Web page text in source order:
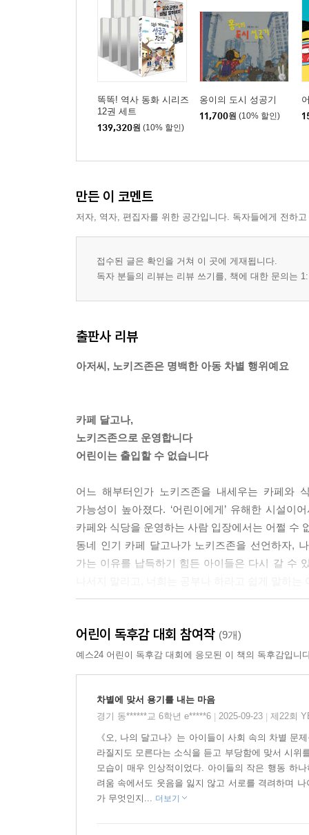
똑똑! 역사 동화 시리즈
12권 세트
139,320원 (10% 할인)
옹이의 도시 성공기
11,700원 (10% 할인)
만든 이 코멘트
저자, 역자, 편집자를 위한 공간입니다. 독자들에게 전하
접수된 글은 확인을 거쳐 이 곳에 게재됩니다.
독자 분들의 리뷰는 리뷰 쓰기를, 책에 대한 문의는
출판사 리뷰
아저씨, 노키즈존은 명백한 아동 차별 행위예요
카페 달고나,
노키즈존으로 운영합니다
어린이는 출입할 수 없습니다
어느 해부터인가 노키즈존을 내세우는 카페와
가능성이 높아졌다. ‘어린이에게’ 유해한 시설이
카페와 식당을 운영하는 사람 입장에서는 어쩔 수
동네 인기 카페 달고나가 노키즈존을 선언하자,
가는 이유를 납득하기 힘든 아이들은 다시 갈 수
“내 가게 아니냐? 어른이 결정한 거니까 어른 일이
“그러니까 왜 우리가 가고 못 가고를 어른이 결정
노키즈존이 된 이유를 납득시키지 못한 달고나 아
노키즈존은 아동 차별!
우리도 달고나에 갈 권리가 있습니다
어린이 독후감 대회 참여작 (9개)
예스24 어린이 독후감 대회에 응모된 이 책의 독후감입니
차별에 맞서 용기를 내는 마음
경기 동******교 6학년 e*****6
2025-09-23 제22회
《오, 나의 달고나》는 아이들이 사회 속의 차별 문
라질지도 모른다는 소식을 듣고 부당함에 맞서 시
모습이 매우 인상적이었다. 아이들의 작은 행동 하
려움 속에서도 웃음을 잃지 않고 서로를 격려하며
가 무엇인지...
더보기